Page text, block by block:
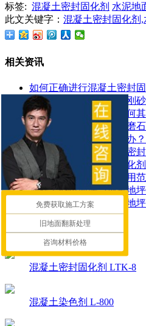
标签: 混凝土密封固化剂 水泥地
此文关键字： 混凝土密封固化剂
相关资讯
如何正确进行混凝土密封
工厂地面焕然一新！金刚
了解密封固化地坪：为何
如何有效地使用地面水磨
水泥地面起皮起砂怎么办
地面潮湿可以做混凝土密
探索锂基混凝土密封固化
混凝土密封固化剂的应用范
混凝土染色地坪与环氧地
让停车场更耐用：固化地
推荐产品
混凝土密封固化剂 LTK-8
混凝土染色剂 L-800
免费获取施工方案
旧地面翻新处理
咨询材料价格